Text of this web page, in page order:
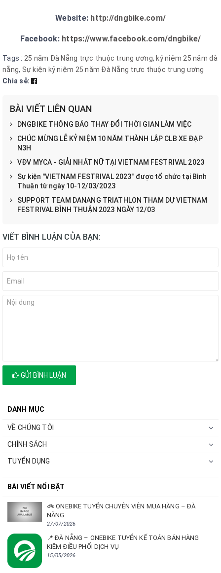
Website: http://dngbike.com/
Facebook: https://www.facebook.com/dngbike/
Tags : 25 năm Đà Nẵng trực thuộc trung ương, kỷ niệm 25 năm đà
nẵng, Sự kiện kỷ niệm 25 năm Đà Nẵng trực thuộc trung ương
Chia sẻ:
BÀI VIẾT LIÊN QUAN
DNGBIKE THÔNG BÁO THAY ĐỔI THỜI GIAN LÀM VIỆC
CHÚC MỪNG LỄ KỶ NIỆM 10 NĂM THÀNH LẬP CLB XE ĐẠP
N3H
VĐV MYCA - GIẢI NHẤT NỮ TẠI VIETNAM FESTRIVAL 2023
Sự kiện "VIETNAM FESTRIVAL 2023" được tổ chức tại Bình
Thuận từ ngày 10-12/03/2023
SUPPORT TEAM DANANG TRIATHLON THAM DỰ VIETNAM
FESTRIVAL BÌNH THUẬN 2023 NGÀY 12/03
VIẾT BÌNH LUẬN CỦA BẠN:
GỬI BÌNH LUẬN
DANH MỤC
VỀ CHÚNG TÔI
CHÍNH SÁCH
TUYỂN DỤNG
BÀI VIẾT NỔI BẬT
🚲 ONEBIKE TUYỂN CHUYÊN VIÊN MUA HÀNG – ĐÀ
NẴNG
27/07/2026
📍 ĐÀ NẴNG – ONEBIKE TUYỂN KẾ TOÁN BÁN HÀNG
KIÊM ĐIỀU PHỐI DỊCH VỤ
15/05/2026